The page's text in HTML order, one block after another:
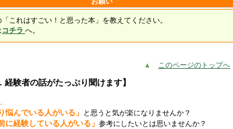
これはすごい！と思った本」を教えてください。
コチラ へ。
▲ このページのトップへ
経験者の話がたっぷり聞けます】
悩んでいる人がいる」 と思うと気が楽になりませんか？
に経験している人がいる」 参考にしたいとは思いませんか？